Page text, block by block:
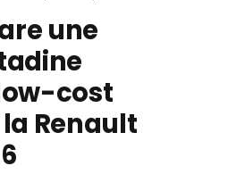
une
cost
Renault